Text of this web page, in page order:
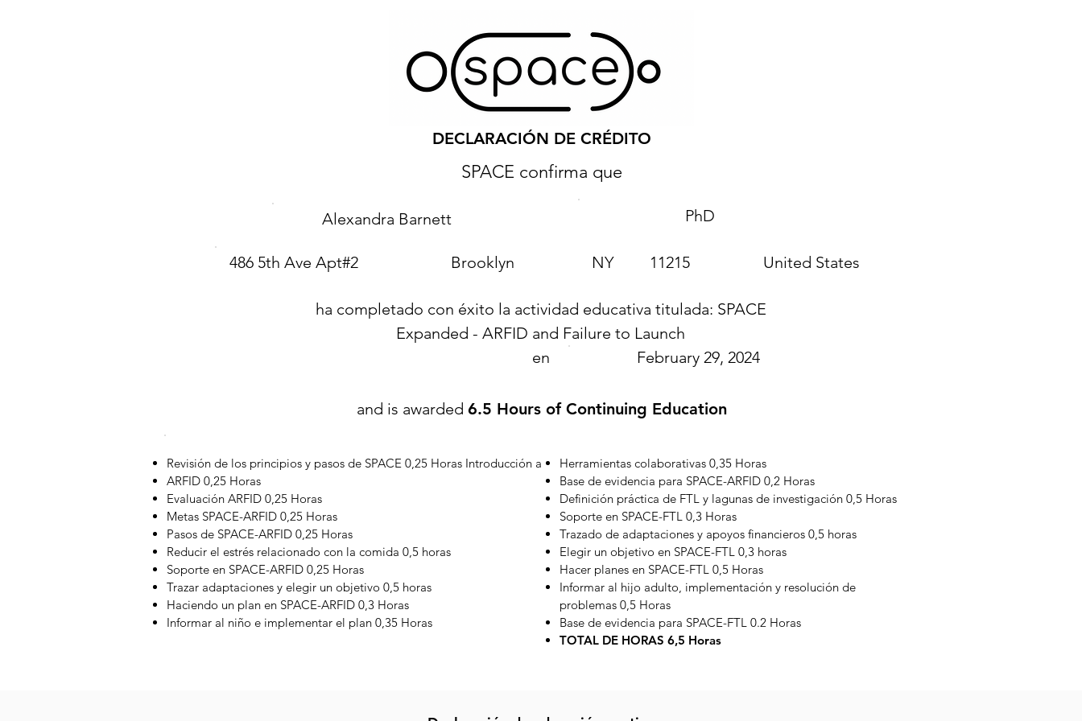
DECLARACIÓN DE CRÉDITO
SPACE confirma que
Alexandra Barnett PhD
486 5th Ave Apt#2 Brooklyn NY 11215 United States
ha completado con éxito la actividad educativa titulada: SPACE
Expanded - ARFID and Failure to Launch
en
February 29, 2024
and is awarded 6.5 Hours of Continuing Education
Revisión de los principios y pasos de SPACE 0,25 Horas Introducción a
ARFID 0,25 Horas
Evaluación ARFID 0,25 Horas
Metas SPACE-ARFID 0,25 Horas
Pasos de SPACE-ARFID 0,25 Horas
Reducir el estrés relacionado con la comida 0,5 horas
Soporte en SPACE-ARFID 0,25 Horas
Trazar adaptaciones y elegir un objetivo 0,5 horas
Haciendo un plan en SPACE-ARFID 0,3 Horas
Informar al niño e implementar el plan 0,35 Horas
Herramientas colaborativas 0,35 Horas
Base de evidencia para SPACE-ARFID 0,2 Horas
Definición práctica de FTL y lagunas de investigación 0,5 Horas
Soporte en SPACE-FTL 0,3 Horas
Trazado de adaptaciones y apoyos financieros 0,5 horas
Elegir un objetivo en SPACE-FTL 0,3 horas
Hacer planes en SPACE-FTL 0,5 Horas
Informar al hijo adulto, implementación y resolución de
problemas 0,5 Horas
Base de evidencia para SPACE-FTL 0.2 Horas
TOTAL DE HORAS 6,5 Horas